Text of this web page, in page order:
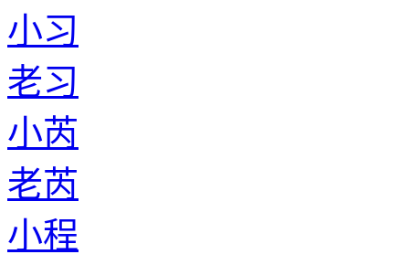
小习
老习
小芮
老芮
小程